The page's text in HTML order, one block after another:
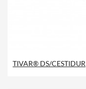
TIVAR® DS/CESTIDUR